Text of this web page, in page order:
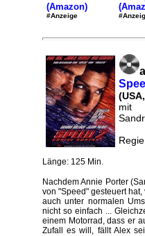
(Amazon)
#Anzeige
mit
Länge: 125 Min.
Nachdem Annie Porter
von "Speed" gesteuert
auch unter normalen
nicht so einfach ...
einem Motorrad, dass er
Zufall es will, fällt Alex